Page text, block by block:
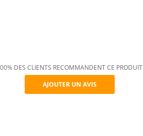
DES CLIENTS RECOMMANDENT CE PRODUIT
AJOUTER UN AVIS